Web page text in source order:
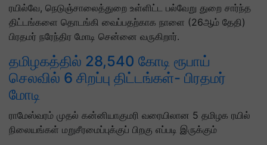
ரயில்வே, நெடுஞ்சாலைத்துறை உள்ளிட்ட பல்வேறு துறை சார்ந்த
திட்டங்களை தொடங்கி வைப்பதற்காக நாளை (26ஆம் தேதி)
பிரதமர் நரேந்திர மோடி சென்னை வருகிறார்.
தமிழகத்தில் 28,540 கோடி ரூபாய்
செலவில் 6 சிறப்பு திட்டங்கள்- பிரதமர்
மோடி
ராமேஸ்வரம் முதல் கன்னியாகுமரி வரையிலான 5 தமிழக ரயில்
நிலையங்கள் மறுசீரமைப்புக்குப் பிறகு எப்படி இருக்கும்